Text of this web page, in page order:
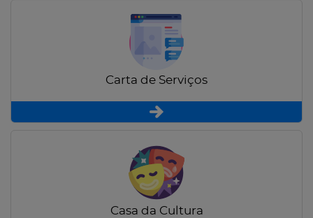
Carta de Serviços
Casa da Cultura